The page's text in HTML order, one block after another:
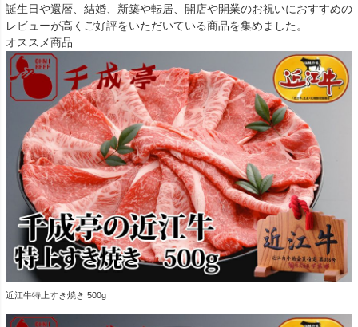
誕生日や還暦、結婚、新築や転居、開店や開業のお祝いにおすすめの
レビューが高くご好評をいただいている商品を集めました。
オススメ商品
近江牛特上すき焼き 500g